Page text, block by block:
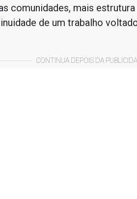
comunidades, mais
de um trabalho
CONTINUA DEPOIS DA